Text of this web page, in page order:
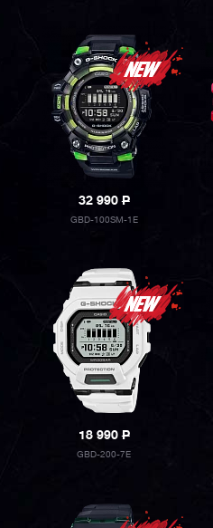
32 990P
GBD-100SM-1E
18 990P
GBD-200-7E